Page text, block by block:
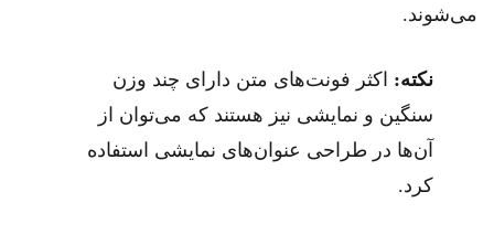
می‌شوند.
نکته: اکثر فونت‌های متن دارای چند وزن
سنگین و نمایشی نیز هستند که می‌توان از
آن‌ها در طراحی عنوان‌های نمایشی استفاده
کرد.